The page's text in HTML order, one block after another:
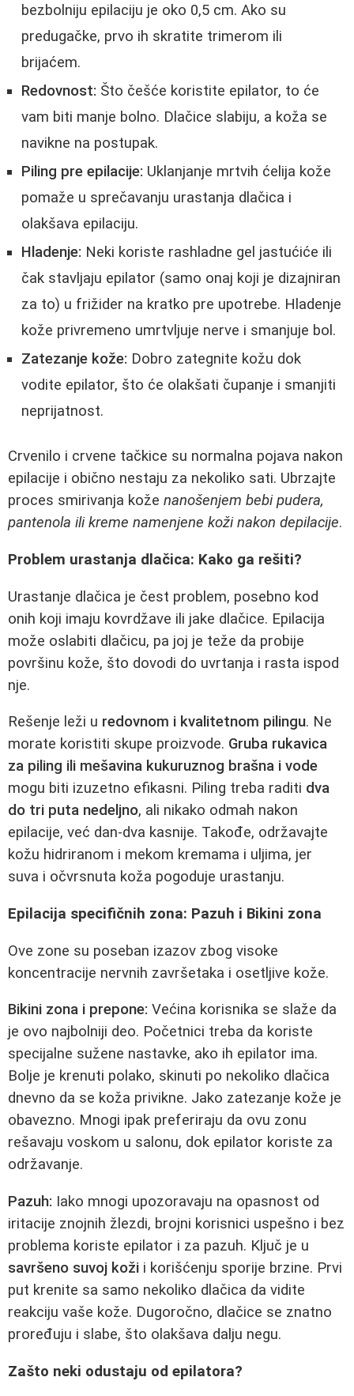
bezbolniju epilaciju je oko 0,5 cm. Ako su
predugačke, prvo ih skratite trimerom ili
brijaćem.
Redovnost: Što češće koristite epilator, to će
vam biti manje bolno. Dlačice slabiju, a koža se
navikne na postupak.
Piling pre epilacije: Uklanjanje mrtvih ćelija kože
pomaže u sprečavanju urastanja dlačica i
olakšava epilaciju.
Hladenje: Neki koriste rashladne gel jastućiće ili
čak stavljaju epilator (samo onaj koji je dizajniran
za to) u frižider na kratko pre upotrebe. Hladenje
kože privremeno umrtvljuje nerve i smanjuje bol.
Zatezanje kože: Dobro zategnite kožu dok
vodite epilator, što će olakšati čupanje i smanjiti
neprijatnost.
Crvenilo i crvene tačkice su normalna pojava nakon
epilacije i obično nestaju za nekoliko sati. Ubrzajte
proces smirivanja kože nanošenjem bebi pudera,
pantenola ili kreme namenjene koži nakon depilacije.
Problem urastanja dlačica: Kako ga rešiti?
Urastanje dlačica je čest problem, posebno kod
onih koji imaju kovrdžave ili jake dlačice. Epilacija
može oslabiti dlačicu, pa joj je teže da probije
površinu kože, što dovodi do uvrtanja i rasta ispod
nje.
Rešenje leži u redovnom i kvalitetnom pilingu. Ne
morate koristiti skupe proizvode. Gruba rukavica
za piling ili mešavina kukuruznog brašna i vode
mogu biti izuzetno efikasni. Piling treba raditi dva
do tri puta nedeljno, ali nikako odmah nakon
epilacije, već dan-dva kasnije. Takođe, održavajte
kožu hidriranom i mekom kremama i uljima, jer
suva i očvrsnuta koža pogoduje urastanju.
Epilacija specifičnih zona: Pazuh i Bikini zona
Ove zone su poseban izazov zbog visoke
koncentracije nervnih završetaka i osetljive kože.
Bikini zona i prepone: Većina korisnika se slaže da
je ovo najbolniji deo. Početnici treba da koriste
specijalne sužene nastavke, ako ih epilator ima.
Bolje je krenuti polako, skinuti po nekoliko dlačica
dnevno da se koža privikne. Jako zatezanje kože je
obavezno. Mnogi ipak preferiraju da ovu zonu
rešavaju voskom u salonu, dok epilator koriste za
održavanje.
Pazuh: Iako mnogi upozoravaju na opasnost od
iritacije znojnih žlezdi, brojni korisnici uspešno i bez
problema koriste epilator i za pazuh. Ključ je u
savršeno suvoj koži i korišćenju sporije brzine. Prvi
put krenite sa samo nekoliko dlačica da vidite
reakciju vaše kože. Dugoročno, dlačice se znatno
proređuju i slabe, što olakšava dalju negu.
Zašto neki odustaju od epilatora?